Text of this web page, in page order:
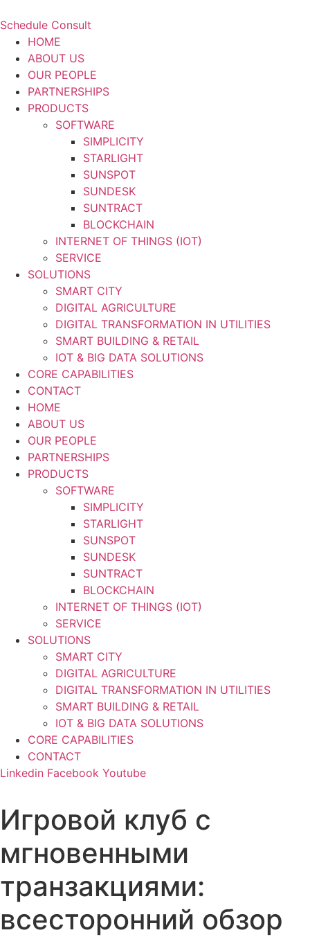
Schedule Consult
HOME
ABOUT US
OUR PEOPLE
PARTNERSHIPS
PRODUCTS
SOFTWARE
SIMPLICITY
STARLIGHT
SUNSPOT
SUNDESK
SUNTRACT
BLOCKCHAIN
INTERNET OF THINGS (IOT)
SERVICE
SOLUTIONS
SMART CITY
DIGITAL AGRICULTURE
DIGITAL TRANSFORMATION IN UTILITIES
SMART BUILDING & RETAIL
IOT & BIG DATA SOLUTIONS
CORE CAPABILITIES
CONTACT
HOME
ABOUT US
OUR PEOPLE
PARTNERSHIPS
PRODUCTS
SOFTWARE
SIMPLICITY
STARLIGHT
SUNSPOT
SUNDESK
SUNTRACT
BLOCKCHAIN
INTERNET OF THINGS (IOT)
SERVICE
SOLUTIONS
SMART CITY
DIGITAL AGRICULTURE
DIGITAL TRANSFORMATION IN UTILITIES
SMART BUILDING & RETAIL
IOT & BIG DATA SOLUTIONS
CORE CAPABILITIES
CONTACT
Linkedin Facebook Youtube
Игровой клуб с
мгновенными
транзакциями:
всесторонний обзор